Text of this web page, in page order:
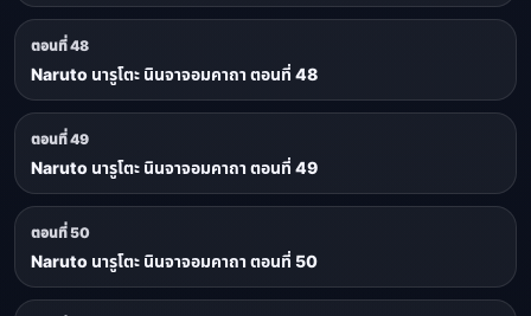
ตอนที่ 48
Naruto นารูโตะ นินจาจอมคาถา ตอนที่ 48
ตอนที่ 49
Naruto นารูโตะ นินจาจอมคาถา ตอนที่ 49
ตอนที่ 50
Naruto นารูโตะ นินจาจอมคาถา ตอนที่ 50